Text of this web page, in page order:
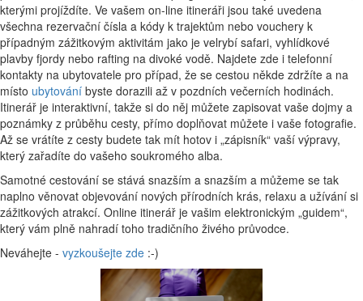
kterými projíždíte. Ve vašem on-line itineráři jsou také uvedena
všechna rezervační čísla a kódy k trajektům nebo vouchery k
případným zážitkovým aktivitám jako je velrybí safari, vyhlídkové
plavby fjordy nebo rafting na divoké vodě. Najdete zde i telefonní
kontakty na ubytovatele pro případ, že se cestou někde zdržíte a na
místo ubytování byste dorazili až v pozdních večerních hodinách.
Itinerář je interaktivní, takže si do něj můžete zapisovat vaše dojmy a
poznámky z průběhu cesty, přímo doplňovat můžete i vaše fotografie.
Až se vrátíte z cesty budete tak mít hotov i „zápisník“ vaší výpravy,
který zařadíte do vašeho soukromého alba.
Samotné cestování se stává snazším a snazším a můžeme se tak
naplno věnovat objevování nových přírodních krás, relaxu a užívání si
zážitkových atrakcí. Online itinerář je vašim elektronickým „guidem“,
který vám plně nahradí toho tradičního živého průvodce.
Neváhejte - vyzkoušejte zde :-)